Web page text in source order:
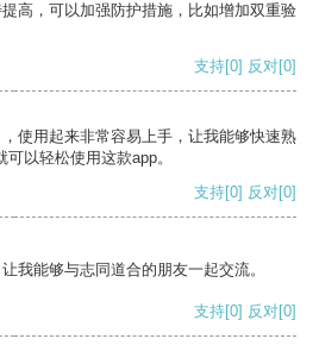
高，可以加强防护措施，比如增加双重验
支持[0] 反对[0]
使用起来非常容易上手，让我能够快速熟
以轻松使用这款app。
支持[0] 反对[0]
我能够与志同道合的朋友一起交流。
支持[0] 反对[0]